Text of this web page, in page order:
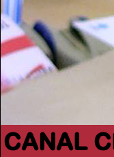
CANAL